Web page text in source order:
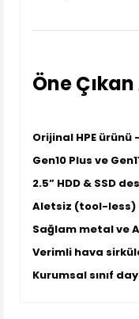
Öne
Orijinal HPE ürünü
Gen10 Plus ve
2.5” HDD & SSD
Aletsiz (tool-less)
Sağlam metal ve
Verimli hava
Kurumsal sınıf